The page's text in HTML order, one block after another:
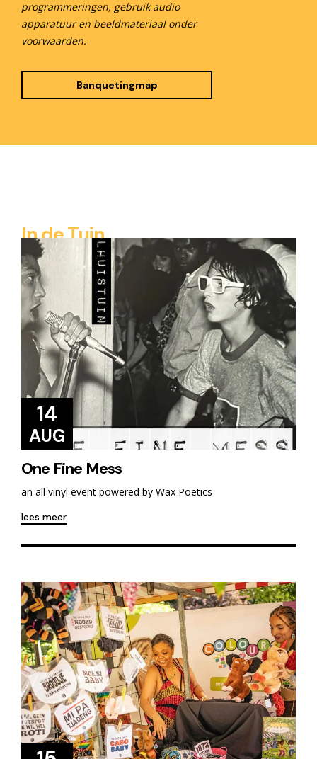
programmeringen, gebruik audio
apparatuur en beeldmateriaal onder
voorwaarden.
Banquetingmap
In de Tuin
14
AUG
One Fine Mess
an all vinyl event powered by Wax Poetics
lees meer